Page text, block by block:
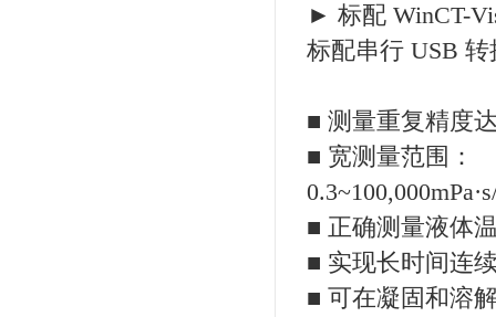
► 标配 WinCT-
标配串行 USB 转
■ 测量重复精度
■ 宽测量范围：
■ 正确测量液体
■ 实现长时间连
■ 可在凝固和溶